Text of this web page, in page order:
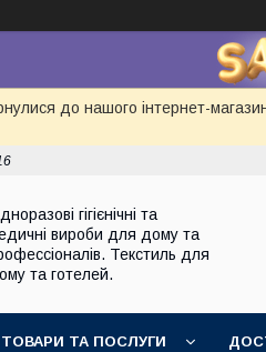
до нашого інтернет-
гігієнічні та
вироби для дому та
Текстиль для
та готелей.
ТОВАРИ ТА ПОСЛУГИ